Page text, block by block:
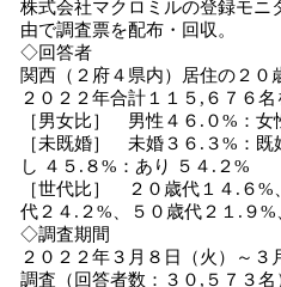
株式会社マクロミルの登録モニ
由で調査票を配布・回収。
◇回答者
関西（２府４県内）居住の２０
２０２２年合計１１５,６７６名
［男女比］ 男性４６.０%：女
［未既婚］ 未婚３６.３%：
し ４５.８%：あり ５４.２%
［世代比］ ２０歳代１４.６%
代２４.２%、５０歳代２１.９
◇調査期間
２０２２年３月８日（火）～
調査（回答者数：３０,５７３名